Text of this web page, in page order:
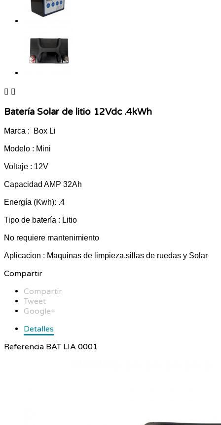
 
Batería Solar de litio 12Vdc .4kWh
Marca : Box Li
Modelo : Mini
Voltaje : 12V
Capacidad AMP 32Ah
Energía (Kwh): .4
Tipo de batería : Litio
No requiere mantenimiento
Aplicacion : Maquinas de limpieza,sillas de ruedas y Solar
Compartir
Compartir
Tweet
Google+
Detalles
Referencia BAT LIA 0001